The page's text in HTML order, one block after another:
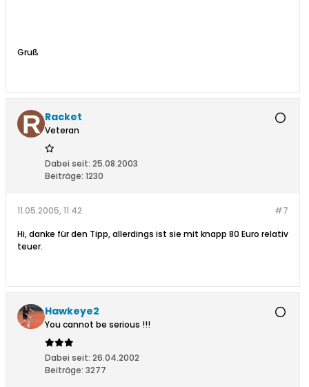
Gruß
Racket
Veteran
Dabei seit: 25.08.2003
Beiträge: 1230
#7
11.05.2005, 11:42
Hi, danke für den Tipp, allerdings ist sie mit knapp 80 Euro relativ
teuer.
Hawkeye2
You cannot be serious !!!
Dabei seit: 26.04.2002
Beiträge: 3277